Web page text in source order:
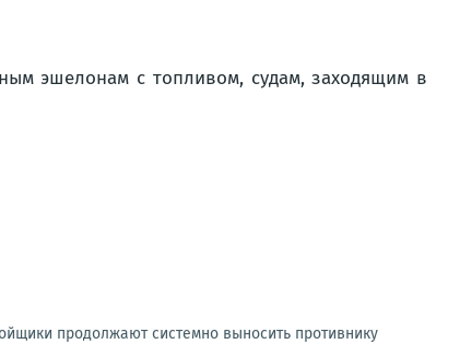
эшелонам с топливом, судам, заходящим в
продолжают системно выносить противнику